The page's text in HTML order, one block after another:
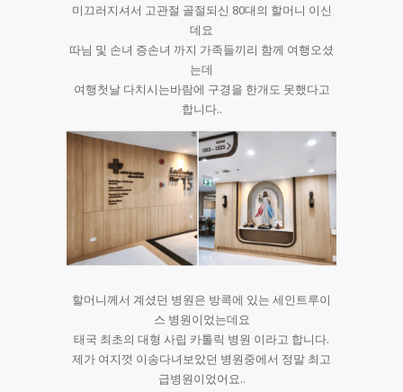
미끄러지셔서 고관절 골절되신 80대의 할머니 이신
데요
따님 및 손녀 증손녀 까지 가족들끼리 함께 여행오셨
는데
여행첫날 다치시는바람에 구경을 한개도 못했다고
합니다..
할머니께서 계셨던 병원은 방콕에 있는 세인트루이
스 병원이었는데요
태국 최초의 대형 사립 카톨릭 병원 이라고 합니다.
제가 여지껏 이송다녀보았던 병원중에서 정말 최고
급병원이었어요..